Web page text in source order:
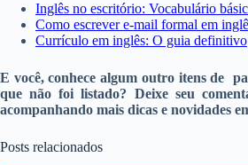
Inglês no escritório: Vocabulário
Como escrever e-mail formal em
Currículo em inglês: O guia definitivo
E você, conhece algum outro itens de
que não foi listado? Deixe seu
acompanhando mais dicas e novidades
Posts relacionados